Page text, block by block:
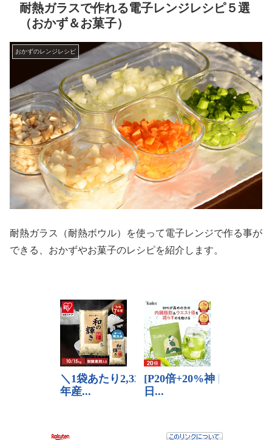
耐熱ガラスで作れる電子レンジレシピ５選
（おかず＆お菓子）
おかずのレンジレシピ
耐熱ガラス（耐熱ボウル）を使って電子レンジで作る事が
できる、おかずやお菓子のレシピを紹介します。